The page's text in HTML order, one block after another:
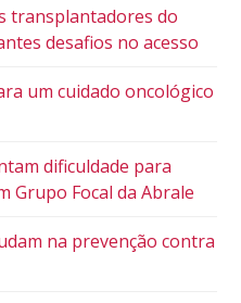
transplantadores do
desafios no acesso
um cuidado oncológico
dificuldade para
Grupo Focal da Abrale
na prevenção contra